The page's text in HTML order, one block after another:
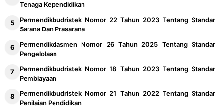
Tenaga Kependidikan
Permendikbudristek Nomor 22 Tahun 2023 Tentang Standar
Sarana Dan Prasarana
Permendikdasmen Nomor 26 Tahun 2025 Tentang Standar
Pengelolaan
Permendikbudristek Nomor 18 Tahun 2023 Tentang Standar
Pembiayaan
Permendikbudristek Nomor 21 Tahun 2022 Tentang Standar
Penilaian Pendidikan